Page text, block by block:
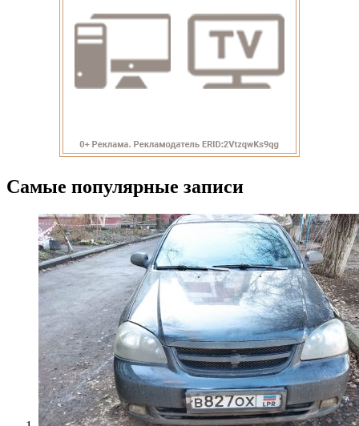
Самые популярные записи